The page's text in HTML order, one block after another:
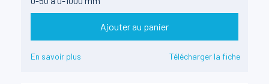
Ajouter au panier
En savoir plus Télécharger la fiche